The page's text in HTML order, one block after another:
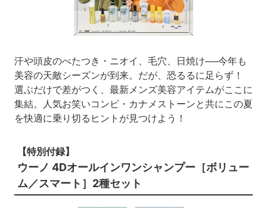
汗や頭皮のべたつき・ニオイ、毛穴、日焼け──今年も
美容の天敵シーズンが到来。だが、恐るるに足らず！
選ぶだけで差がつく、最新メンズ美容アイテムがここに
集結。人気お笑いコンビ・カナメストーンと共にこの夏
を快適に乗り切るヒントが見つけよう！
【特別付録】
ウーノ 4Dオールインワンシャンプー［ボリュー
ム／スマート］2種セット